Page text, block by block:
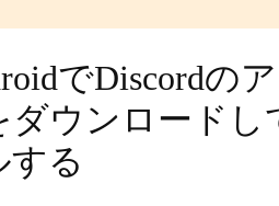
でDiscordの
ダウンロードし
する